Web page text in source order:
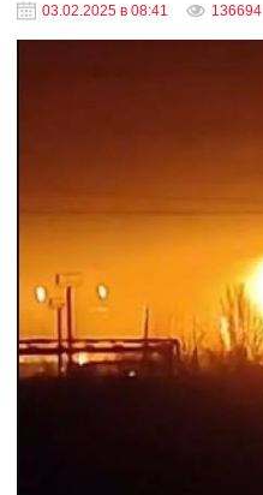
03.02.2025 в 08:41 136694